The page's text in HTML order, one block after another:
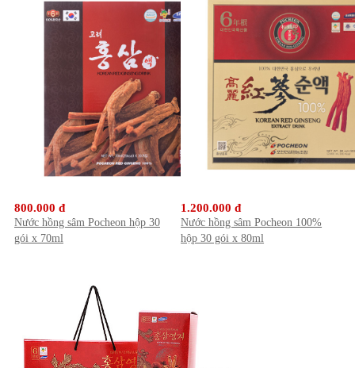
800.000 đ
Nước hồng sâm Pocheon hộp 30
gói x 70ml
1.200.000 đ
Nước hồng sâm Pocheon 100%
hộp 30 gói x 80ml